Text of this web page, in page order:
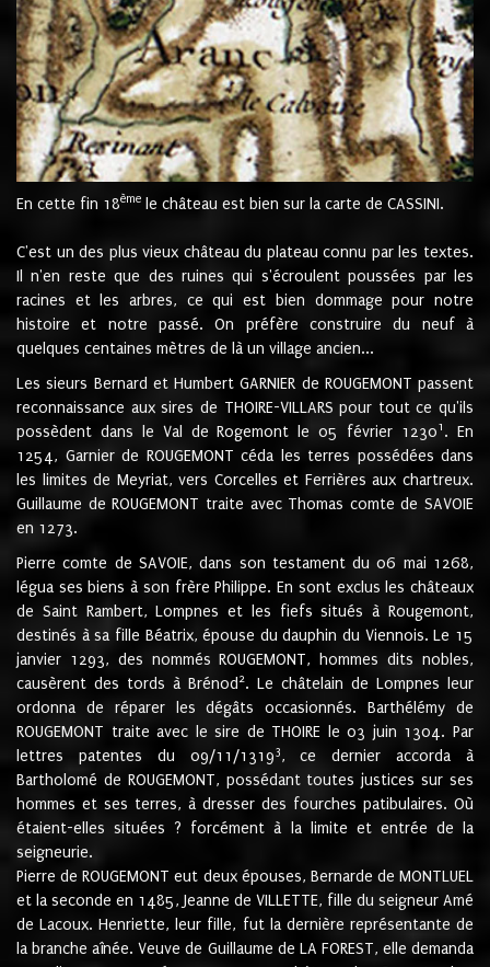
En cette fin 18ème le château est bien sur la carte de CASSINI.
C'est un des plus vieux château du plateau connu par les textes.
Il n'en reste que des ruines qui s'écroulent poussées par les
racines et les arbres, ce qui est bien dommage pour notre
histoire et notre passé. On préfère construire du neuf à
quelques centaines mètres de là un village ancien...
Les sieurs Bernard et Humbert GARNIER de ROUGEMONT passent
reconnaissance aux sires de THOIRE-VILLARS pour tout ce qu'ils
possèdent dans le Val de Rogemont le 05 février 12301 . En
1254, Garnier de ROUGEMONT céda les terres possédées dans
les limites de Meyriat, vers Corcelles et Ferrières aux chartreux.
Guillaume de ROUGEMONT traite avec Thomas comte de SAVOIE
en 1273.
Pierre comte de SAVOIE, dans son testament du 06 mai 1268,
légua ses biens à son frère Philippe. En sont exclus les châteaux
de Saint Rambert, Lompnes et les fiefs situés à Rougemont,
destinés à sa fille Béatrix, épouse du dauphin du Viennois. Le 15
janvier 1293, des nommés ROUGEMONT, hommes dits nobles,
causèrent des tords à Brénod 2. Le châtelain de Lompnes leur
ordonna de réparer les dégâts occasionnés. Barthélémy de
ROUGEMONT traite avec le sire de THOIRE le 03 juin 1304. Par
lettres patentes du 09/11/13193, ce dernier accorda à
Bartholomé de ROUGEMONT, possédant toutes justices sur ses
hommes et ses terres, à dresser des fourches patibulaires. Où
étaient-elles situées ? forcément à la limite et entrée de la
seigneurie.
Pierre de ROUGEMONT eut deux épouses, Bernarde de MONTLUEL
et la seconde en 1485, Jeanne de VILLETTE, fille du seigneur Amé
de Lacoux. Henriette, leur fille, fut la dernière représentante de
la branche aînée. Veuve de Guillaume de LA FOREST, elle demanda